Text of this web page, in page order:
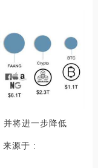
并将进一步降低
来源于 :